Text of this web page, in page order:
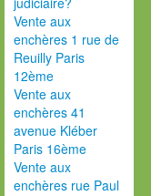
Vente aux
enchères 1 rue de
Reuilly Paris
12ème
Vente aux
enchères 41
avenue Kléber
Paris 16ème
Vente aux
enchères rue Paul